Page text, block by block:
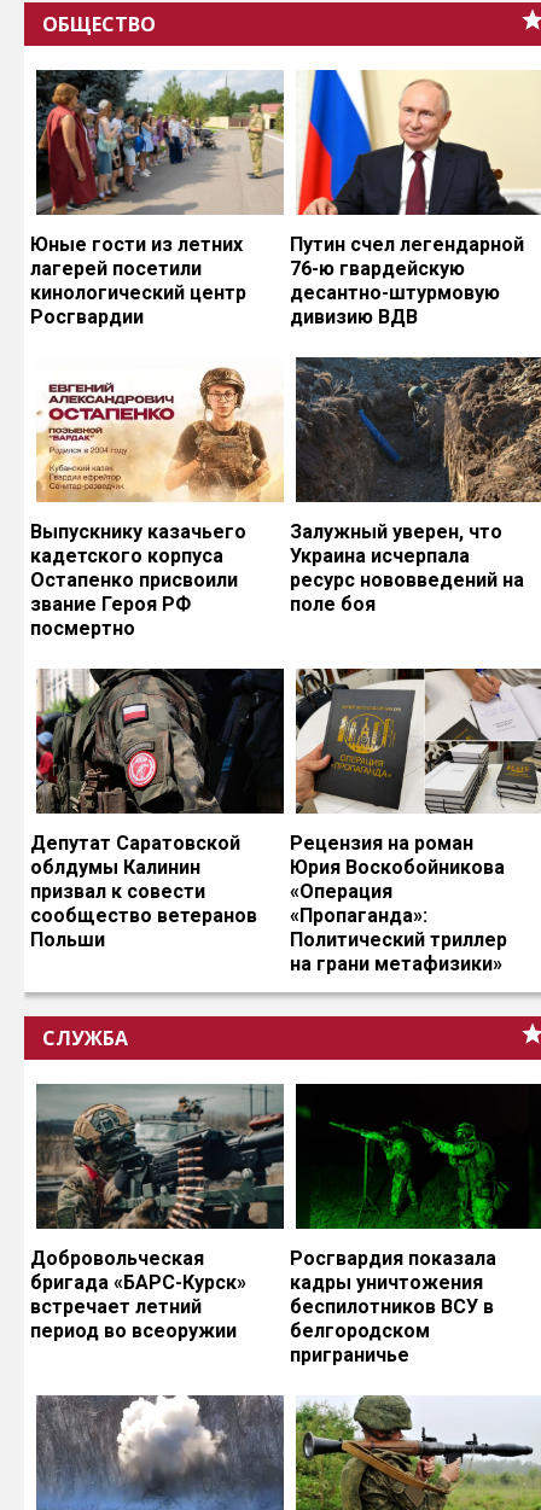
ОБЩЕСТВО
Юные гости из летних
лагерей посетили
кинологический центр
Росгвардии
Путин счел легендарной
76-ю гвардейскую
десантно-штурмовую
дивизию ВДВ
Выпускнику казачьего
кадетского корпуса
Остапенко присвоили
звание Героя РФ
посмертно
Залужный уверен, что
Украина исчерпала
ресурс нововведений на
поле боя
Депутат Саратовской
облдумы Калинин
призвал к совести
сообщество ветеранов
Польши
Рецензия на роман
Юрия Воскобойникова
«Операция
«Пропаганда»:
Политический триллер
на грани метафизики»
СЛУЖБА
Добровольческая
бригада «БАРС-Курск»
встречает летний
период во всеоружии
Росгвардия показала
кадры уничтожения
беспилотников ВСУ в
белгородском
приграничье